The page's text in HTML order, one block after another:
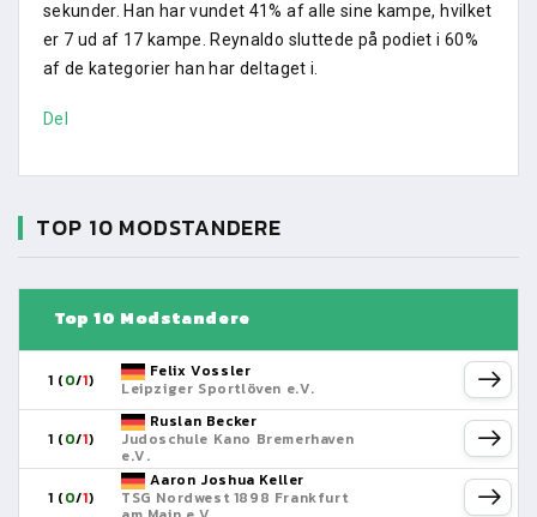
sekunder. Han har vundet 41% af alle sine kampe, hvilket
er 7 ud af 17 kampe. Reynaldo sluttede på podiet i 60%
af de kategorier han har deltaget i.
Del
TOP 10 MODSTANDERE
Top 10 Modstandere
1 (0/1)
Felix Vossler
Leipziger Sportlöven e.V.
1 (0/1)
Ruslan Becker
Judoschule Kano Bremerhaven
e.V.
1 (0/1)
Aaron Joshua Keller
TSG Nordwest 1898 Frankfurt